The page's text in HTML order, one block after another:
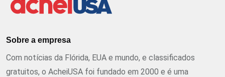
Sobre a empresa
Com notícias da Flórida, EUA e mundo, e classificados
gratuitos, o AcheiUSA foi fundado em 2000 e é uma